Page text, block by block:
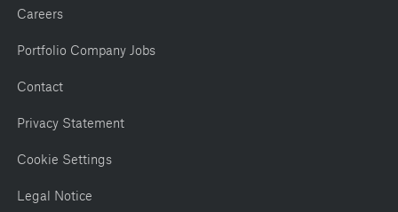
Careers
Portfolio Company Jobs
Contact
Privacy Statement
Cookie Settings
Legal Notice